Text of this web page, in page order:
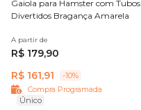
Gaiola para Hamster com Tubos
Divertidos Bragança Amarela
A partir de
R$ 179,90
R$ 161,91
-10%
Compra Programada
Único